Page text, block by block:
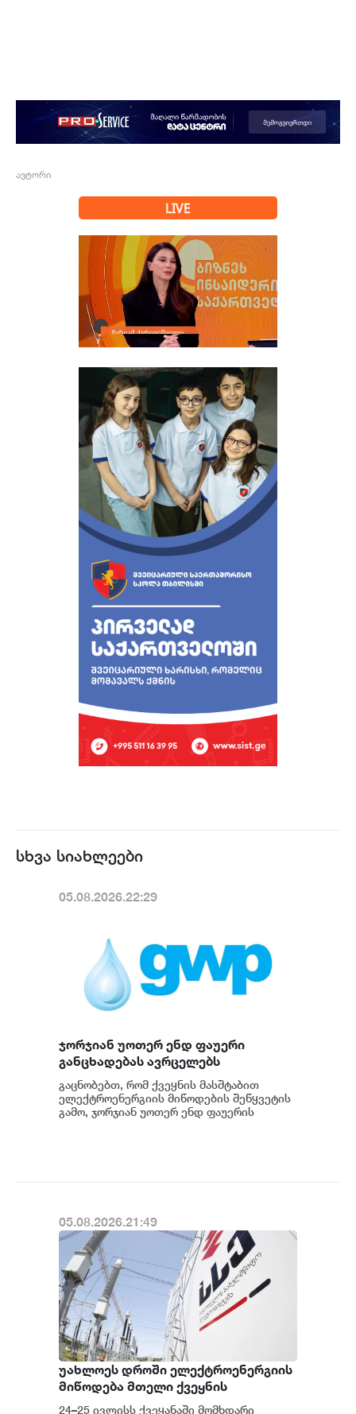
ავტორი
LIVE
სხვა სიახლეები
05.08.2026.22:29
ჯორჯიან უოთერ ენდ ფაუერი
განცხადებას ავრცელებს
გაცნობებთ, რომ ქვეყნის მასშტაბით
ელექტროენერგიის მიწოდების შეწყვეტის
გამო, ჯორჯიან უოთერ ენდ ფაუერის
05.08.2026.21:49
უახლოეს დროში ელექტროენერგიის
მიწოდება მთელი ქვეყნის
მასშტაბით აღდგება - საქართველოს
24–25 ივლისს ქვეყანაში მომხდარი